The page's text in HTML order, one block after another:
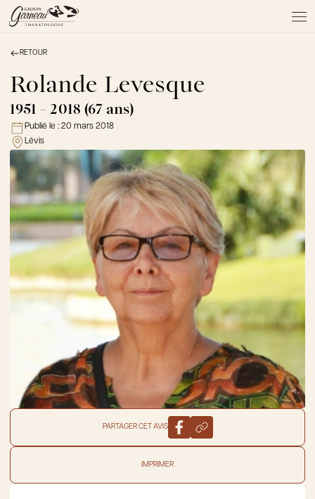
À PROPOS
NOS SERVICES
NOS PRODUITS
NOTRE ÉQUIPE
NOS SALONS
AVIS DE DÉCÈS
Actualités
FAQ et mythes
Liens utiles
Témoignages
Emplois
RETOUR
Rolande Levesque
1951 - 2018 (67 ans)
Publié le : 20 mars 2018
Lévis
PARTAGER CET AVIS
IMPRIMER